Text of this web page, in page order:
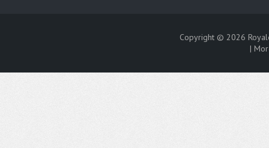
Copyright © 2026
|